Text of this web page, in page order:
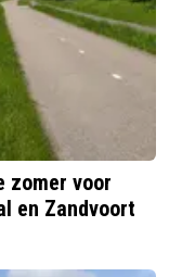
zomer voor
en Zandvoort